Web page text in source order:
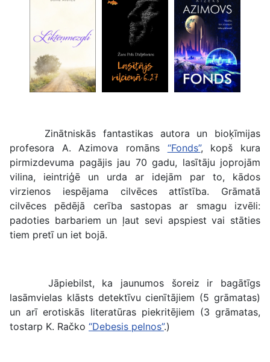
Zinātniskās fantastikas autora un bioķīmijas
profesora A. Azimova romāns “Fonds”, kopš kura
pirmizdevuma pagājis jau 70 gadu, lasītāju joprojām
vilina, ieintriģē un urda ar idejām par to, kādos
virzienos iespējama cilvēces attīstība. Grāmatā
cilvēces pēdējā cerība sastopas ar smagu izvēli:
padoties barbariem un ļaut sevi apspiest vai stāties
tiem pretī un iet bojā.
Jāpiebilst, ka jaunumos šoreiz ir bagātīgs
lasāmvielas klāsts detektīvu cienītājiem (5 grāmatas)
un arī erotiskās literatūras piekritējiem (3 grāmatas,
tostarp K. Račko “Debesis pelnos”.)